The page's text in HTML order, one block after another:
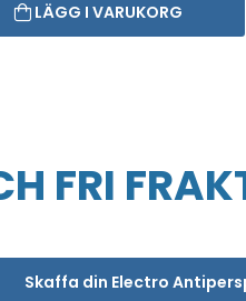
LÄGG I VARUKORG
FRI
Skaffa din Electro